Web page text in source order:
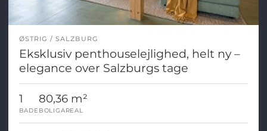
ØSTRIG SALZBURG
Eksklusiv penthouselejlighed, helt ny –
elegance over Salzburgs tage
1
BADE
80,36 m²
BOLIGAREAL